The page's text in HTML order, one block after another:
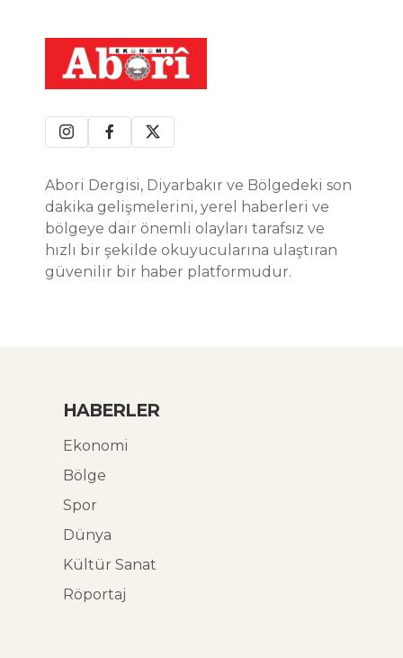
Abori Dergisi, Diyarbakır ve Bölgedeki son
dakika gelişmelerini, yerel haberleri ve
bölgeye dair önemli olayları tarafsız ve
hızlı bir şekilde okuyucularına ulaştıran
güvenilir bir haber platformudur.
HABERLER
Ekonomi
Bölge
Spor
Dünya
Kültür Sanat
Röportaj